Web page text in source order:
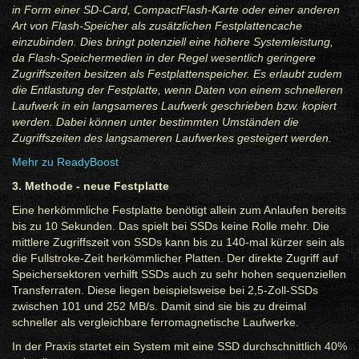
in Form einer SD-Card, CompactFlash-Karte oder einer anderen
Art von Flash-Speicher als zusätzlichen Festplattencache
einzubinden. Dies bringt potenziell eine höhere Systemleistung,
da Flash-Speichermedien in der Regel wesentlich geringere
Zugriffszeiten besitzen als Festplattenspeicher. Es erlaubt zudem
die Entlastung der Festplatte, wenn Daten von einem schnelleren
Laufwerk in ein langsameres Laufwerk geschrieben bzw. kopiert
werden. Dabei können unter bestimmten Umständen die
Zugriffszeiten des langsameren Laufwerkes gesteigert werden.
Mehr zu ReadyBoost
3. Methode - neue Festplatte
Eine herkömmliche Festplatte benötigt allein zum Anlaufen bereits
bis zu 10 Sekunden. Das spielt bei SSDs keine Rolle mehr. Die
mittlere Zugriffszeit von SSDs kann bis zu 140-mal kürzer sein als
die Fullstroke-Zeit herkömmlicher Platten. Der direkte Zugriff auf
Speichersektoren verhilft SSDs auch zu sehr hohen sequenziellen
Transferraten. Diese liegen beispielsweise bei 2,5-Zoll-SSDs
zwischen 101 und 252 MB/s. Damit sind sie bis zu dreimal
schneller als vergleichbare ferromagnetische Laufwerke.
In der Praxis startet ein System mit eine SSD durchschnittlich 40%